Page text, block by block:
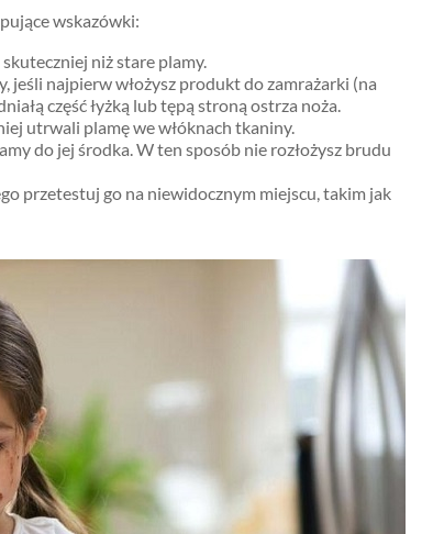
wskazówki:
niż stare plamy.
jeśli najpierw włożysz produkt do zamrażarki (na
część łyżką lub tępą stroną ostrza noża.
utrwali plamę we włóknach tkaniny.
do jej środka. W ten sposób nie rozłożysz brudu
przetestuj go na niewidocznym miejscu, takim jak